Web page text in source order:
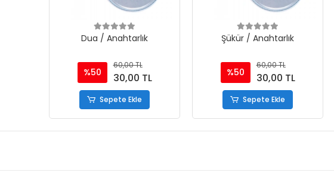
Dua / Anahtarlık
%50
60,00 TL
30,00 TL
Sepete Ekle
Şükür / Anahtarlık
%50
60,00 TL
30,00 TL
Sepete Ekle